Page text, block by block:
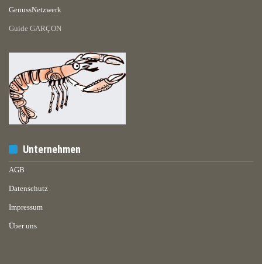
GenussNetzwerk
Guide GARÇON
Unternehmen
AGB
Datenschutz
Impressum
Über uns